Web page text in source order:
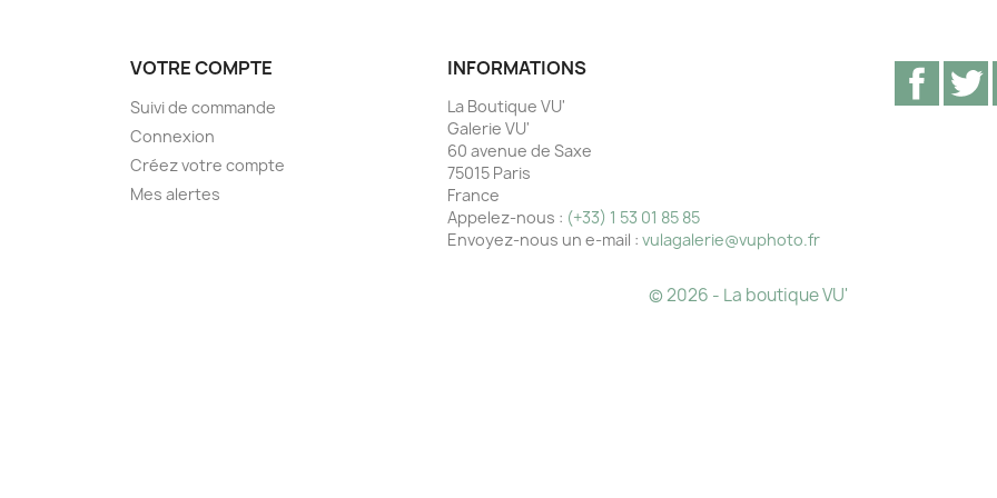
VOTRE COMPTE
Suivi de commande
Connexion
Créez votre compte
Mes alertes
INFORMATIONS
La Boutique VU'
Galerie VU'
60 avenue de Saxe
75015 Paris
France
Appelez-nous : (+33) 1 53 01 85 85
Envoyez-nous un e-mail : vulagalerie@vuphoto.fr
© 2026 - La boutique VU'